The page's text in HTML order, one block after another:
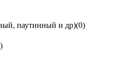
паутинный и др)(0)